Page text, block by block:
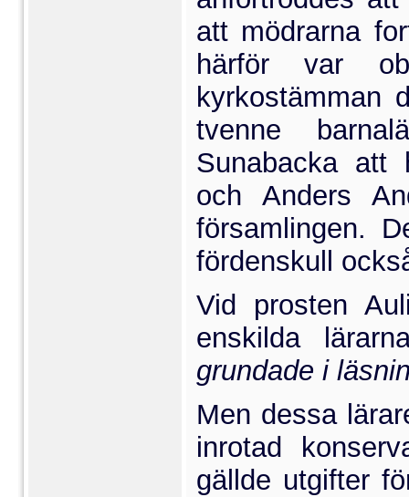
att mödrarna
härför var
kyrkostämman
tvenne
Sunabacka att
och Anders
församlingen.
fördenskull
Vid prosten
enskilda
grundade i
Men dessa
inrotad
gällde utgifter